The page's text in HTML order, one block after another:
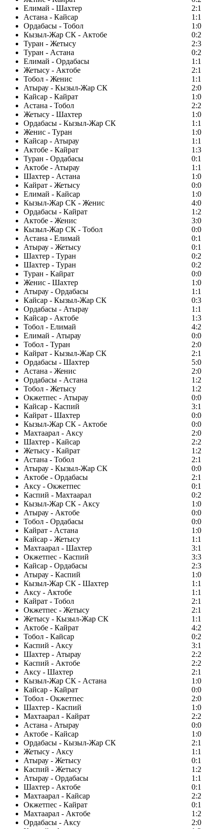
Елимай - Шахтер
2:1
Астана - Кайсар
1:1
Ордабасы - Тобол
1:0
Кызыл-Жар СК - Актобе
0:2
Туран - Жетысу
2:3
Туран - Астана
0:2
Елимай - Ордабасы
1:1
Жетысу - Актобе
2:1
Тобол - Женис
1:1
Атырау - Кызыл-Жар СК
2:0
Кайсар - Кайрат
1:0
Астана - Тобол
2:2
Жетысу - Шахтер
1:0
Ордабасы - Кызыл-Жар СК
1:1
Женис - Туран
1:0
Кайсар - Атырау
1:1
Актобе - Кайрат
1:3
Туран - Ордабасы
0:1
Актобе - Атырау
1:1
Шахтер - Астана
1:0
Кайрат - Жетысу
0:0
Елимай - Кайсар
1:0
Кызыл-Жар СК - Женис
4:0
Ордабасы - Кайрат
1:2
Актобе - Женис
3:0
Кызыл-Жар СК - Тобол
0:0
Астана - Елимай
0:1
Атырау - Жетысу
0:1
Шахтер - Туран
0:2
Шахтер - Туран
0:2
Туран - Кайрат
0:0
Женис - Шахтер
1:0
Атырау - Ордабасы
1:1
Кайсар - Кызыл-Жар СК
0:3
Ордабасы - Атырау
1:1
Кайсар - Актобе
1:3
Тобол - Елимай
4:2
Елимай - Атырау
0:0
Тобол - Туран
2:0
Кайрат - Кызыл-Жар СК
2:1
Ордабасы - Шахтер
5:0
Астана - Женис
2:0
Ордабасы - Астана
1:2
Тобол - Жетысу
1:2
Окжетпес - Атырау
0:0
Кайсар - Каспий
3:1
Кайрат - Шахтер
0:0
Кызыл-Жар СК - Актобе
0:0
Махтаарал - Аксу
2:0
Шахтер - Кайсар
2:2
Жетысу - Кайрат
1:2
Астана - Тобол
2:1
Атырау - Кызыл-Жар СК
0:0
Актобе - Ордабасы
2:1
Аксу - Окжетпес
0:1
Каспий - Махтаарал
0:2
Кызыл-Жар СК - Аксу
1:0
Атырау - Актобе
0:0
Тобол - Ордабасы
0:0
Кайрат - Астана
1:0
Кайсар - Жетысу
1:1
Махтаарал - Шахтер
3:1
Окжетпес - Каспий
3:3
Кайсар - Ордабасы
2:3
Атырау - Каспий
1:0
Кызыл-Жар СК - Шахтер
1:1
Аксу - Актобе
1:1
Кайрат - Тобол
2:1
Окжетпес - Жетысу
2:1
Жетысу - Кызыл-Жар СК
1:1
Актобе - Кайрат
4:2
Тобол - Кайсар
0:2
Каспий - Аксу
3:1
Шахтер - Атырау
2:2
Каспий - Актобе
2:2
Аксу - Шахтер
2:1
Кызыл-Жар СК - Астана
1:0
Кайсар - Кайрат
0:0
Тобол - Окжетпес
2:0
Шахтер - Каспий
1:0
Махтаарал - Кайрат
2:2
Астана - Атырау
0:0
Актобе - Кайсар
1:0
Ордабасы - Кызыл-Жар СК
2:1
Жетысу - Аксу
1:1
Атырау - Жетысу
0:1
Каспий - Жетысу
1:2
Атырау - Ордабасы
1:1
Шахтер - Актобе
0:1
Махтаарал - Кайсар
2:2
Окжетпес - Кайрат
0:1
Махтаарал - Актобе
1:2
Ордабасы - Аксу
2:0